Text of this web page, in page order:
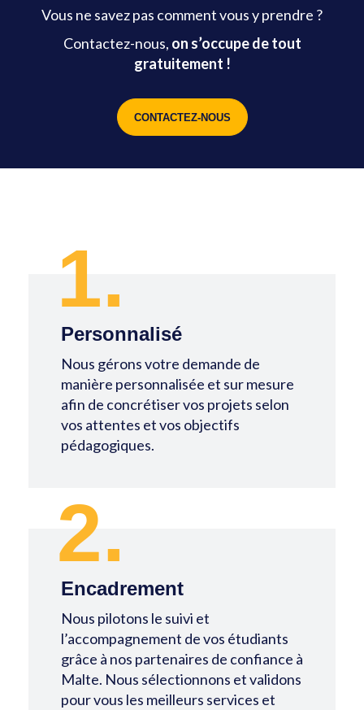
Vous ne savez pas comment vous y prendre ?
Contactez-nous, on s’occupe de tout
gratuitement !
CONTACTEZ-NOUS
1.
Personnalisé
Nous gérons votre demande de
manière personnalisée et sur mesure
afin de concrétiser vos projets selon
vos attentes et vos objectifs
pédagogiques.
2.
Encadrement
Nous pilotons le suivi et
l’accompagnement de vos étudiants
grâce à nos partenaires de confiance à
Malte. Nous sélectionnons et validons
pour vous les meilleurs services et